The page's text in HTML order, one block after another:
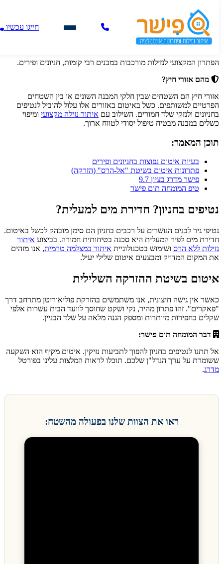
חייגו עכשיו
איטום אזורי חיץ ושטחים משותפים
בבניינים
הפתרון המקצועי לנזילות מורכבות במבנים רבי קומות, חניונים ופירים.
מהם אזורי חיץ?
אזורי חיץ הם השטחים שבין חלקי המבנה השונים או בין השטחים
הפרטיים למשותפים. כשל באיטום באזורים אלו עלול להוביל לנטיפים
בחניונים ולנזקי שלד חמורים. השילוב עם איתור נזילה מקצועי ומיפוי
כשלים במבנה מבטיח טיפול יסודי לטווח ארוך.
תוכן המאמר:
בעיות איטום נפוצות בחניונים ופירים
פתרונות איטום בשיטת "אל-הרס" (הזרקה)
פישר מדרג בציון 9.7
טיפ המומחה תום פישר
נטיפים בחניון? חדירת מים למעלית?
נטיפי גיר לבנים הנושרים על רכבים בחניון הם סימן מובהק לכשל באיטום.
חדירת מים לפיר המעלית היא סכנה בטיחותית חמורה. בביצוע איתור
נזילות ללא הרס ושימוש בטכנולוגיית איתור במצלמה טרמית, אנו מזהים
את המקום המדויק ומבצעים איטום שלילי יעיל.
איטום בשיטת ההזרקה השלילית
כאשר אין גישה חיצונית, אנו משתמשים בהזרקת פוליאוריטן מתרחב דרך
"פאקרים". זהו פתרון מהיר, נקי ושקט שחוסך לוועד הבית עשרות אלפי
שקלים בחפירות מיותרות ומספק הגנה מלאה על שלד הבניין.
דבר המומחה תום פישר:
אל תתנו לנטיפים בחניון להפוך לתביעות נזיקין. איטום מקיף הוא השקעה
ששומרת על ערך הנדל"ן שלכם. תוכלו לראות המלצות עלינו בפורטל
מדרג.
ראו את הצוות שלנו בפעולה מהשטח: